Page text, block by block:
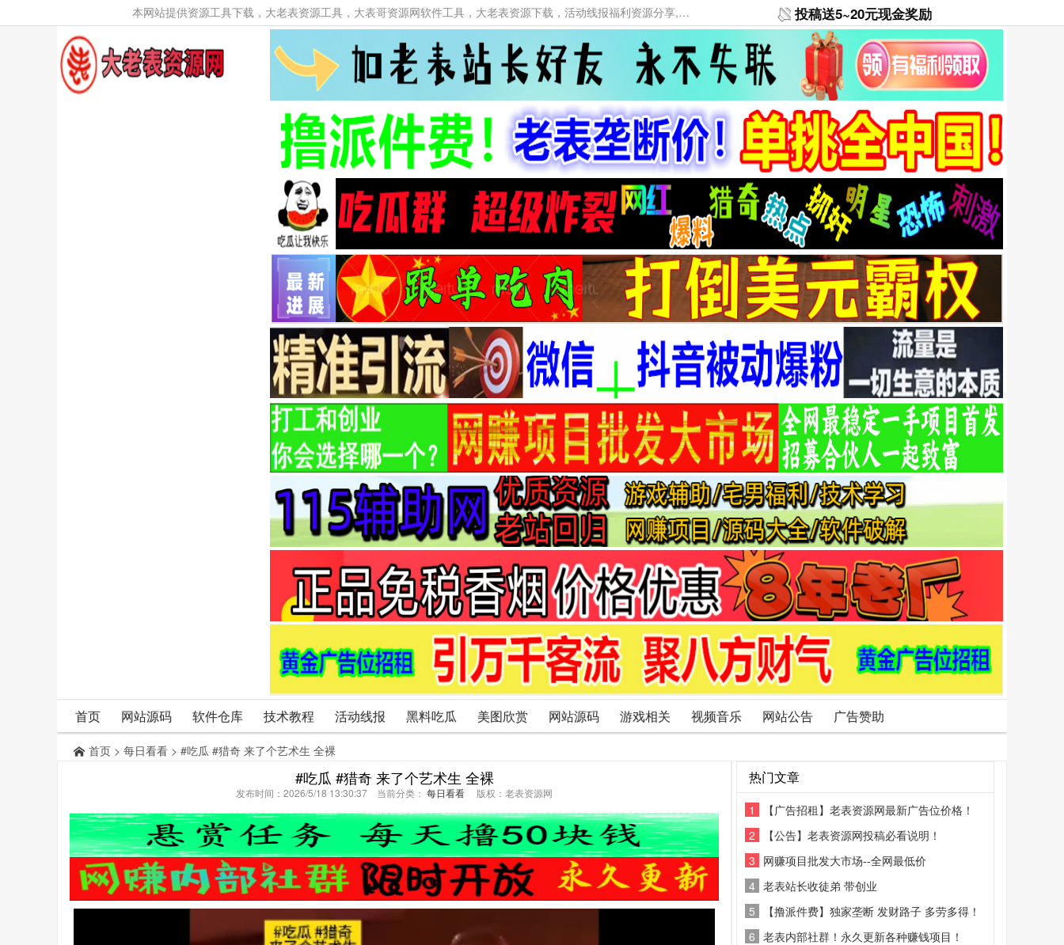
本网站提供资源工具下载，大老表资源工具，大表哥资源网软件工具，大老表资源下载，活动线报福利资源分享,活动线报，大型网游经典游戏，网络热门技术游戏辅助交流与分享。 投稿送5~20元现金奖励
首页 网站源码 软件仓库 技术教程 活动线报 黑料吃瓜 美图欣赏 网站源码 游戏相关 视频音乐 网站公告 广告赞助
首页 > 每日看看 > #吃瓜 #猎奇 来了个艺术生 全裸
#吃瓜 #猎奇 来了个艺术生 全裸
发布时间：2026/5/18 13:30:37 当前分类： 每日看看 版权：老表资源网
热门文章
1
【广告招租】老表资源网最新广告位价格！
2
【公告】老表资源网投稿必看说明！
3 网赚项目批发大市场--全网最低价
4 老表站长收徒弟 带创业
5
【撸派件费】独家垄断 发财路子 多劳多得！
6 老表内部社群！永久更新各种赚钱项目！